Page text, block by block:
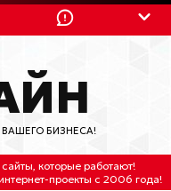
(с 2:30 до 11:30 по
БИЗНЕСА!
, которые работают!
проекты с 2006 года!